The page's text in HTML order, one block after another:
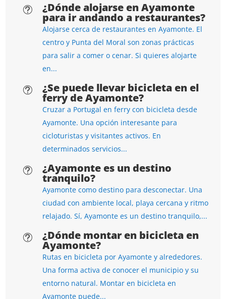
t ¿Dónde alojarse en Ayamonte
para ir andando a restaurantes?
Alojarse cerca de restaurantes en Ayamonte. El
centro y Punta del Moral son zonas prácticas
para salir a comer o cenar. Si quieres alojarte
en...
t ¿Se puede llevar bicicleta en el
ferry de Ayamonte?
Cruzar a Portugal en ferry con bicicleta desde
Ayamonte. Una opción interesante para
cicloturistas y visitantes activos. En
determinados servicios...
t ¿Ayamonte es un destino
tranquilo?
Ayamonte como destino para desconectar. Una
ciudad con ambiente local, playa cercana y ritmo
relajado. Sí, Ayamonte es un destino tranquilo,...
t ¿Dónde montar en bicicleta en
Ayamonte?
Rutas en bicicleta por Ayamonte y alrededores.
Una forma activa de conocer el municipio y su
entorno natural. Montar en bicicleta en
Ayamonte puede...